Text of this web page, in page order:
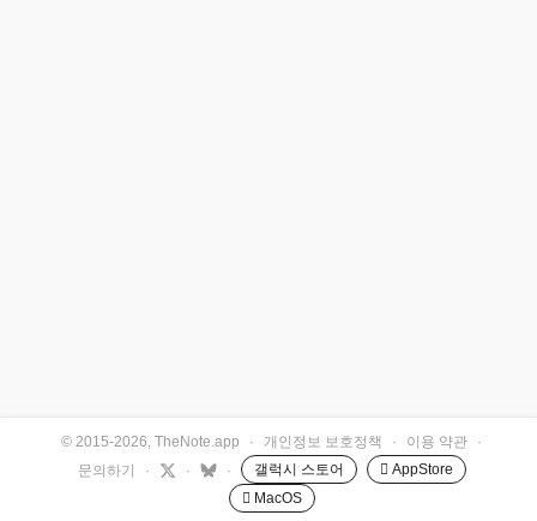
© 2015-2026, TheNote.app · 개인정보 보호정책 · 이용 약관
·
문의하기
· · · 갤럭시 스토어
 AppStore
 MacOS